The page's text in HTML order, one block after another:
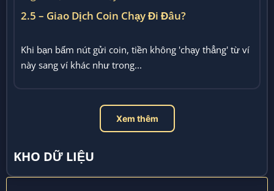
2.5 – Giao Dịch Coin Chạy Đi Đâu?
Khi bạn bấm nút gửi coin, tiền không 'chạy thẳng' từ ví
này sang ví khác như trong...
Xem thêm
KHO DỮ LIỆU